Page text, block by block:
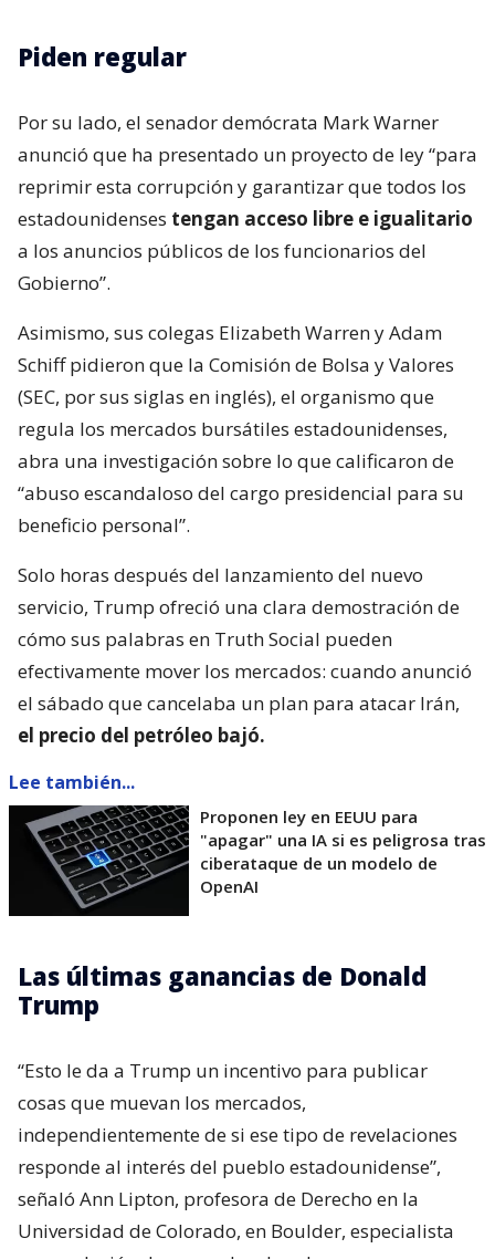
Piden regular
Por su lado, el senador demócrata Mark Warner
anunció que ha presentado un proyecto de ley “para
reprimir esta corrupción y garantizar que todos los
estadounidenses tengan acceso libre e igualitario
a los anuncios públicos de los funcionarios del
Gobierno”.
Asimismo, sus colegas Elizabeth Warren y Adam
Schiff pidieron que la Comisión de Bolsa y Valores
(SEC, por sus siglas en inglés), el organismo que
regula los mercados bursátiles estadounidenses,
abra una investigación sobre lo que calificaron de
“abuso escandaloso del cargo presidencial para su
beneficio personal”.
Solo horas después del lanzamiento del nuevo
servicio, Trump ofreció una clara demostración de
cómo sus palabras en Truth Social pueden
efectivamente mover los mercados: cuando anunció
el sábado que cancelaba un plan para atacar Irán,
el precio del petróleo bajó.
Lee también...
Proponen ley en EEUU para
"apagar" una IA si es peligrosa tras
ciberataque de un modelo de
OpenAI
Las últimas ganancias de Donald
Trump
“Esto le da a Trump un incentivo para publicar
cosas que muevan los mercados,
independientemente de si ese tipo de revelaciones
responde al interés del pueblo estadounidense”,
señaló Ann Lipton, profesora de Derecho en la
Universidad de Colorado, en Boulder, especialista